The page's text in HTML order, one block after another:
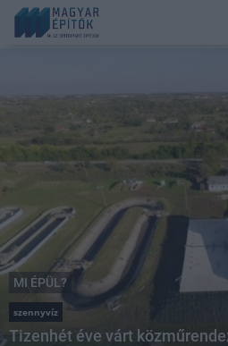
MI ÉPÜL?
szennyvíz
Tizenhét éve várt